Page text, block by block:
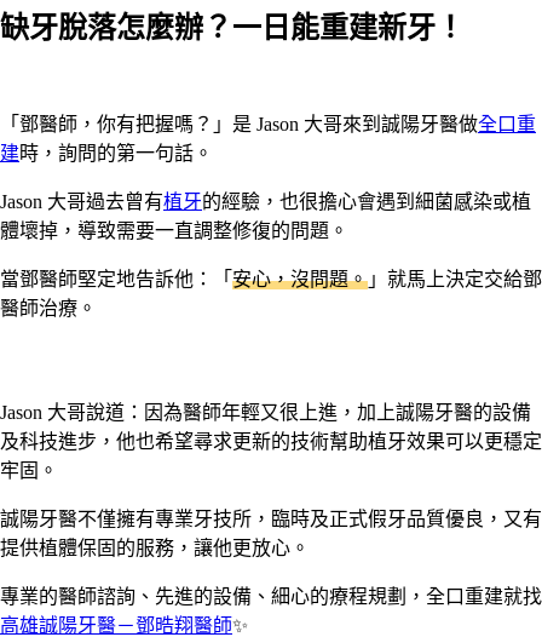
缺牙脫落怎麼辦？一日能重建新牙！
「鄧醫師，你有把握嗎？」是 Jason 大哥來到誠陽牙醫做全口重
建時，詢問的第一句話。
Jason 大哥過去曾有植牙的經驗，也很擔心會遇到細菌感染或植
體壞掉，導致需要一直調整修復的問題。
當鄧醫師堅定地告訴他：「 安心，沒問題。 」就馬上決定交給鄧
醫師治療。
Jason 大哥說道：因為醫師年輕又很上進，加上誠陽牙醫的設備
及科技進步，他也希望尋求更新的技術幫助植牙效果可以更穩定
牢固。
誠陽牙醫不僅擁有專業牙技所，臨時及正式假牙品質優良，又有
提供植體保固的服務，讓他更放心。
專業的醫師諮詢、先進的設備、細心的療程規劃，全口重建就找
高雄誠陽牙醫－鄧晧翔醫師✨